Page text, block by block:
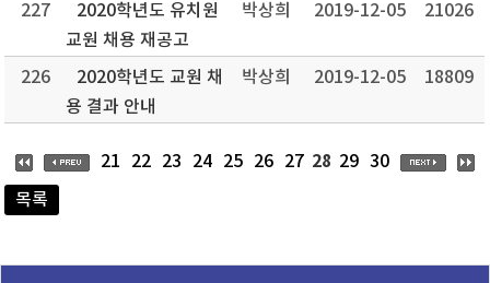
227
2020학년도 유치원
교원 채용 재공고
박상희 2019-12-05 21026
226
2020학년도 교원 채
용 결과 안내
박상희 2019-12-05 18809
21 22 23 24 25 26 27 28 29 30
목록